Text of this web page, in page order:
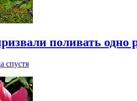
поливать одно
спустя